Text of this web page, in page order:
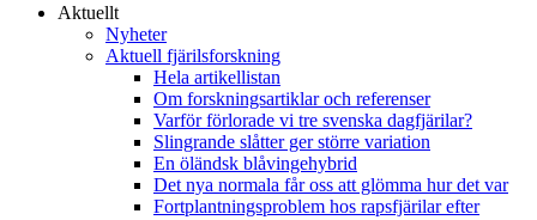
Aktuellt
Nyheter
Aktuell fjärilsforskning
Hela artikellistan
Om forskningsartiklar och referenser
Varför förlorade vi tre svenska dagfjärilar?
Slingrande slåtter ger större variation
En öländsk blåvingehybrid
Det nya normala får oss att glömma hur det var
Fortplantningsproblem hos rapsfjärilar efter